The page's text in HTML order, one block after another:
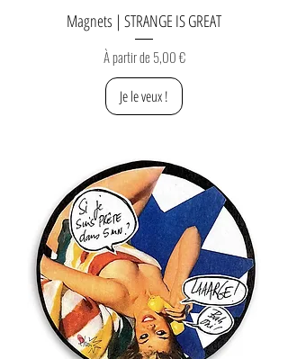
Magnets | STRANGE IS GREAT
À partir de 5,00 €
Prix promotionnel
Je le veux !